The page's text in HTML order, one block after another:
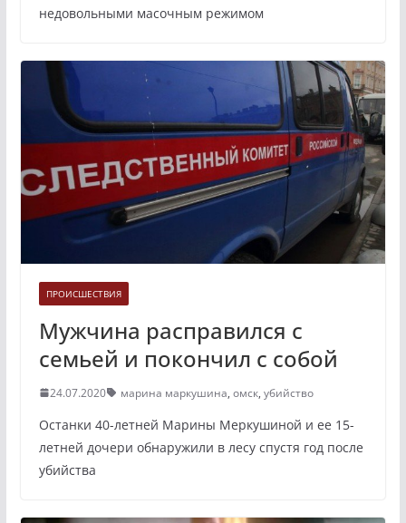
недовольными масочным режимом
ПРОИСШЕСТВИЯ
Мужчина расправился с
семьей и покончил с собой
24.07.2020 марина маркушина, омск, убийство
Останки 40-летней Марины Меркушиной и ее 15-
летней дочери обнаружили в лесу спустя год после
убийства